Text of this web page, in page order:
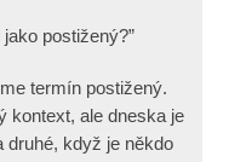
postižený?”
termín postižený.
kontext, ale dneska je
druhé, když je někdo